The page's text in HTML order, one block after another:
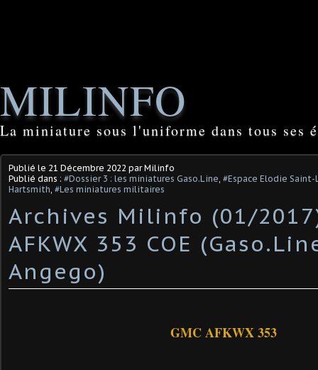
MILINFO
La miniature sous l'uniforme dans tous ses
Publié le 21 Décembre 2022 par Milinfo
Publié dans : #Dossier 3 : les miniatures Gaso.Line, #Espace Elodie Saint-
Hartsmith, #Les miniatures militaires
Archives Milinfo (01/
AFKWX 353 COE
Angego)
GMC AFKWX 353